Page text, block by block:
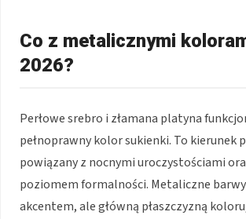
Co z metalicznymi
2026?
Perłowe srebro i złamana platyna
pełnoprawny kolor sukienki. To kierunek
powiązany z nocnymi uroczystościami
poziomem formalności. Metaliczne
akcentem, ale główną płaszczyzną